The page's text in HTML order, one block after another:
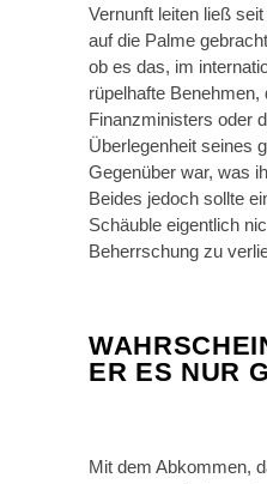
Vernunft leiten ließ
auf die Palme
ob es das, im
rüpelhafte
Finanzministers oder
Überlegenheit seines
Gegenüber war, was
Beides jedoch sollte
Schäuble eigentlich
Beherrschung zu
ER ES NUR
Mit dem Abkommen,